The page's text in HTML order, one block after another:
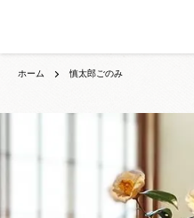
ホーム 慎太郎ごのみ